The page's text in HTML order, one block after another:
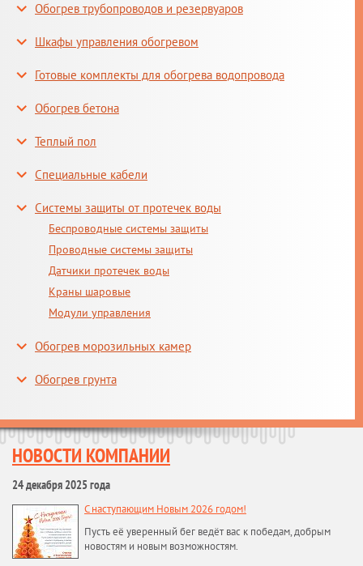
Обогрев трубопроводов и резервуаров
Шкафы управления обогревом
Готовые комплекты для обогрева водопровода
Обогрев бетона
Теплый пол
Специальные кабели
Системы защиты от протечек воды
Беспроводные системы защиты
Проводные системы защиты
Датчики протечек воды
Краны шаровые
Модули управления
Обогрев морозильных камер
Обогрев грунта
НОВОСТИ КОМПАНИИ
24 декабря 2025 года
С наступающим Новым 2026 годом!
Пусть её уверенный бег ведёт вас к победам, добрым
новостям и новым возможностям.